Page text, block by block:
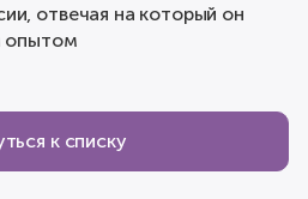
отвечая на который он
опытом
к списку